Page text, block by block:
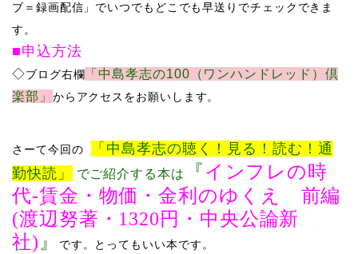
ブ＝録画配信」でいつでもどこでも早送りでチェックできま
す。
■申込方法
​◇ブログ右欄
「中島孝志の100（ワンハンドレッド）倶
楽部」 からアクセスをお願いします。
さーて今回の
「中島孝志の聴く！見る！読む！通
勤快読」
でご紹介する本は 『インフレの時
代-賃金・物価・金利のゆくえ 前編
(渡辺努著・ 1320 円・中央公論新
社) 』 です。 とってもいい本です。